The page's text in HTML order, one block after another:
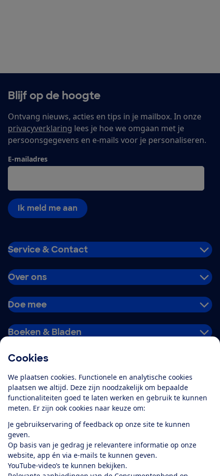
Cookies
We plaatsen cookies. Functionele en analytische cookies
plaatsen we altijd. Deze zijn noodzakelijk om bepaalde
functionaliteiten goed te laten werken en gebruik te kunnen
meten. Er zijn ook cookies naar keuze om:
Je gebruikservaring of feedback op onze site te kunnen
geven.
Op basis van je gedrag je relevantere informatie op onze
website, app én via e-mails te kunnen geven.
YouTube-video’s te kunnen bekijken.
Blijf op de hoogte
Ontvang nieuws, acties en tips in je mailbox. In onze
privacyverklaring lees je hoe we omgaan met je
persoonsgegevens en e-mails voor je personaliseren.
E-mailadres
Ik meld me aan
Service & Contact
Over ons
Doe mee
Boeken & Bladen
Alles over de
app
Algemene Voorwaarden
Privacyverklaring
Cookiebeleid
Privacyvoorkeuren